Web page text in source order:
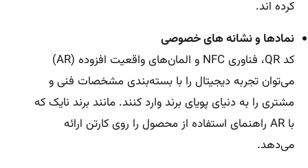
کرده اند.
نمادها و نشانه های خصوصی
کد QR، فناوری NFC و المان‌های واقعیت افزوده (AR)
می‌توان تجربه دیجیتال را با بسته‌بندی مشخصات فنی و
مشتری را به دنیای پویای برند وارد کنند. مانند برند نایک که
با AR راهنمای استفاده از محصول را روی کارتن ارائه
می‌دهد.